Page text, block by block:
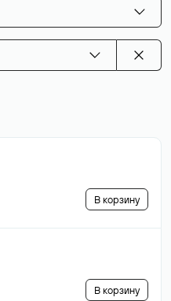
В корзину
В корзину